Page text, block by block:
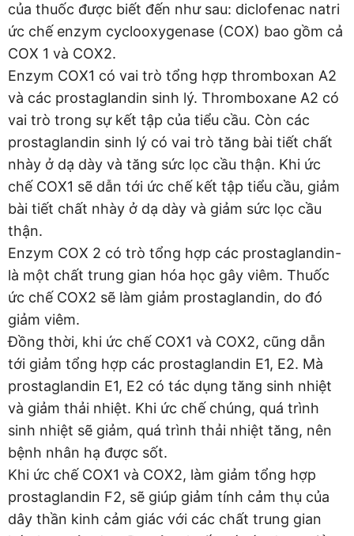
của thuốc được biết đến như sau: diclofenac natri
ức chế enzym cyclooxygenase (COX) bao gồm cả
COX 1 và COX2.
Enzym COX1 có vai trò tổng hợp thromboxan A2
và các prostaglandin sinh lý. Thromboxane A2 có
vai trò trong sự kết tập của tiểu cầu. Còn các
prostaglandin sinh lý có vai trò tăng bài tiết chất
nhày ở dạ dày và tăng sức lọc cầu thận. Khi ức
chế COX1 sẽ dẫn tới ức chế kết tập tiểu cầu, giảm
bài tiết chất nhày ở dạ dày và giảm sức lọc cầu
thận.
Enzym COX 2 có trò tổng hợp các prostaglandin-
là một chất trung gian hóa học gây viêm. Thuốc
ức chế COX2 sẽ làm giảm prostaglandin, do đó
giảm viêm.
Đồng thời, khi ức chế COX1 và COX2, cũng dẫn
tới giảm tổng hợp các prostaglandin E1, E2. Mà
prostaglandin E1, E2 có tác dụng tăng sinh nhiệt
và giảm thải nhiệt. Khi ức chế chúng, quá trình
sinh nhiệt sẽ giảm, quá trình thải nhiệt tăng, nên
bệnh nhân hạ được sốt.
Khi ức chế COX1 và COX2, làm giảm tổng hợp
prostaglandin F2, sẽ giúp giảm tính cảm thụ của
dây thần kinh cảm giác với các chất trung gian